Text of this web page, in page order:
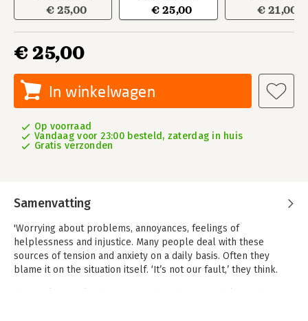
€ 25,00 € 25,00 € 21,00
€ 25,00
In winkelwagen
Op voorraad
Vandaag voor 23:00 besteld, zaterdag in huis
Gratis verzonden
Samenvatting
'Worrying about problems, annoyances, feelings of
helplessness and injustice. Many people deal with these
sources of tension and anxiety on a daily basis. Often they
blame it on the situation itself. ‘It’s not our fault,’ they think.